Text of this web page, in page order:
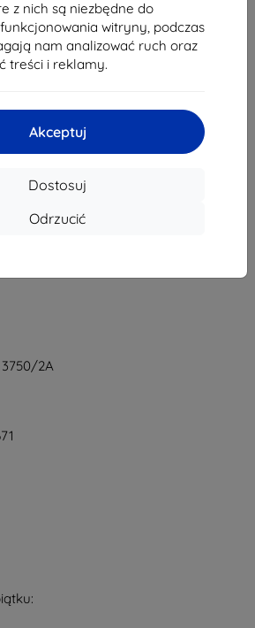
z nich są niezbędne do
witryny, podczas
nam analizować ruch oraz
treści i reklamy.
Akceptuj
Dostosuj
Odrzucić
21,51 zł
Ostatnia sztuka w magazynie
2A